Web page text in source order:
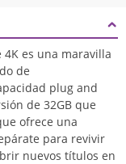
4K es una maravilla
de
plug and
de 32GB que
ofrece una
para revivir
nuevos títulos en